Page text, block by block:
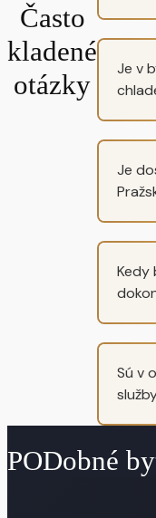
Často
kladené
otázky
Je v
Je
Kedy
Sú v
PODobné